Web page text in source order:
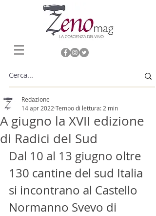
A giugno la XVII edizione
di Radici del Sud
Redazione
14 apr 2022 Tempo di lettura: 2 min
Dal 10 al 13 giugno oltre
130 cantine del sud Italia
si incontrano al Castello
Normanno Svevo di